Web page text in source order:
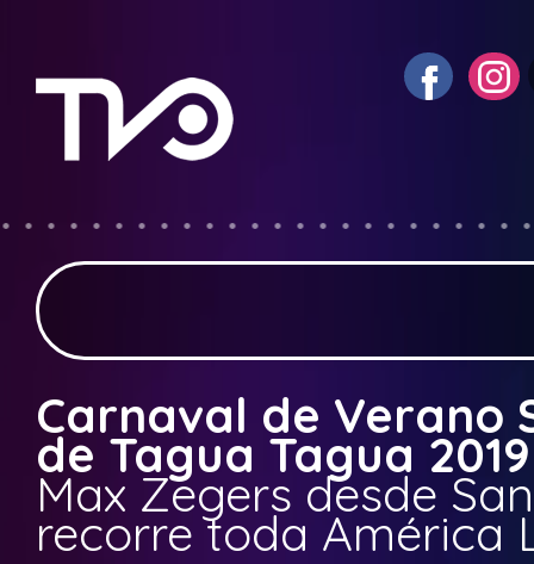
Carnaval de Verano
de Tagua Tagua
Max Zegers desde
recorre toda América